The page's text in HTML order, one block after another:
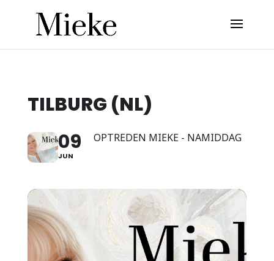
TILBURG (NL)
09
JUN
OPTREDEN MIEKE - NAMIDDAG